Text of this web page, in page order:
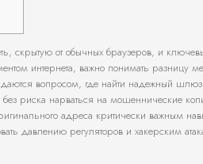
скрытую от обычных браузеров, и
интернета, важно понимать разницу
вопросом, где найти надежный
без риска нарваться на мошеннические
адреса критически важным
давлению регуляторов и хакерским